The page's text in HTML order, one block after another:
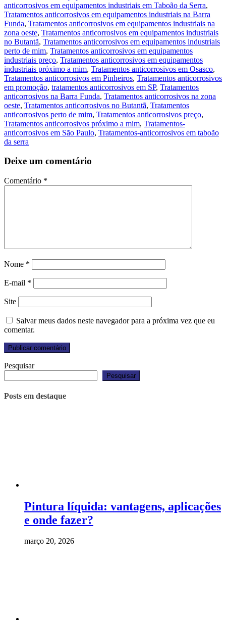
anticorrosivos em equipamentos industriais em Taboão da Serra,
Tratamentos anticorrosivos em equipamentos industriais na Barra
Funda, Tratamentos anticorrosivos em equipamentos industriais na
zona oeste, Tratamentos anticorrosivos em equipamentos industriais
no Butantã, Tratamentos anticorrosivos em equipamentos industriais
perto de mim, Tratamentos anticorrosivos em equipamentos
industriais preço, Tratamentos anticorrosivos em equipamentos
industriais próximo a mim, Tratamentos anticorrosivos em Osasco,
Tratamentos anticorrosivos em Pinheiros, Tratamentos anticorrosivos
em promoção, tratamentos anticorrosivos em SP, Tratamentos
anticorrosivos na Barra Funda, Tratamentos anticorrosivos na zona
oeste, Tratamentos anticorrosivos no Butantã, Tratamentos
anticorrosivos perto de mim, Tratamentos anticorrosivos preço,
Tratamentos anticorrosivos próximo a mim, Tratamentos-
anticorrosivos em São Paulo, Tratamentos-anticorrosivos em taboão
da serra
Deixe um comentário
Comentário *
Nome *
E-mail *
Site
Salvar meus dados neste navegador para a próxima vez que eu
comentar.
Pesquisar
Pesquisar
Posts em destaque
Pintura líquida: vantagens, aplicações
e onde fazer?
março 20, 2026